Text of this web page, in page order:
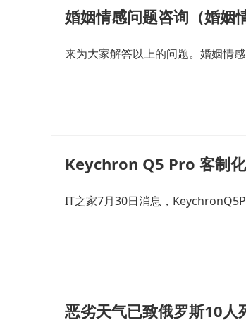
婚姻情感问题咨询（婚姻
来为大家解答以上的问题。婚姻情
Keychron Q5 Pro 客制
IT之家7月30日消息，
恶劣天气已致俄罗斯10人